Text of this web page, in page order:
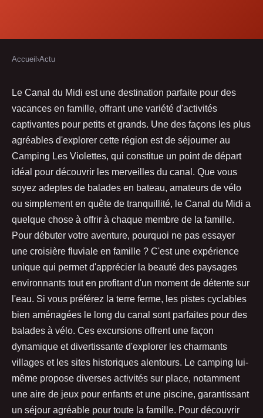
Accueil ›Actu
Le Canal du Midi est une destination parfaite pour des
vacances en famille, offrant une variété d'activités
captivantes pour petits et grands. Une des façons les plus
agréables d'explorer cette région est de séjourner au
Camping Les Violettes, qui constitue un point de départ
idéal pour découvrir les merveilles du canal. Que vous
soyez adeptes de balades en bateau, amateurs de vélo
ou simplement en quête de tranquillité, le Canal du Midi a
quelque chose à offrir à chaque membre de la famille.
Pour débuter votre aventure, pourquoi ne pas essayer
une croisière fluviale en famille ? C'est une expérience
unique qui permet d'apprécier la beauté des paysages
environnants tout en profitant d'un moment de détente sur
l'eau. Si vous préférez la terre ferme, les pistes cyclables
bien aménagées le long du canal sont parfaites pour des
balades à vélo. Ces excursions offrent une façon
dynamique et divertissante d'explorer les charmants
villages et les sites historiques alentours. Le camping lui-
même propose diverses activités sur place, notamment
une aire de jeux pour enfants et une piscine, garantissant
un séjour agréable pour toute la famille. Pour découvrir